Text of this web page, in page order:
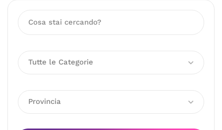
Tutte le Categorie
Provincia